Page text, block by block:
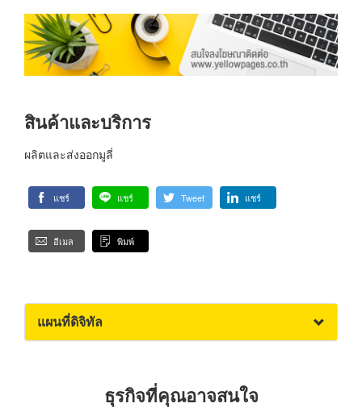
สินค้าและบริการ
ผลิตและส่งออกมูลี่
แชร์ แชร์ Tweet แชร์
อีเมล พิมพ์
แผนที่ดิจิทัล
ธุรกิจที่คุณอาจสนใจ